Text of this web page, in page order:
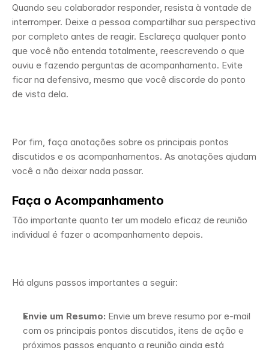
Quando seu colaborador responder, resista à vontade de
interromper. Deixe a pessoa compartilhar sua perspectiva
por completo antes de reagir. Esclareça qualquer ponto
que você não entenda totalmente, reescrevendo o que
ouviu e fazendo perguntas de acompanhamento. Evite
ficar na defensiva, mesmo que você discorde do ponto
de vista dela.
Por fim, faça anotações sobre os principais pontos
discutidos e os acompanhamentos. As anotações ajudam
você a não deixar nada passar.
Faça o Acompanhamento
Tão importante quanto ter um modelo eficaz de reunião
individual é fazer o acompanhamento depois.
Há alguns passos importantes a seguir:
Envie um Resumo: Envie um breve resumo por e-mail
com os principais pontos discutidos, itens de ação e
próximos passos enquanto a reunião ainda está